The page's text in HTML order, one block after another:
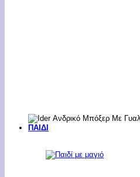
ΠΑΙΔΙ